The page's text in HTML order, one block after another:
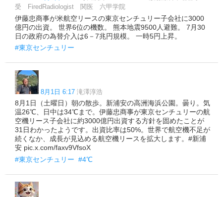
受 FiredRadiologist 関医 六甲学院
伊藤忠商事が米航空リースの東京センチュリー子会社に3000
億円の出資。 世界6位の機数。 熊本地震9500人避難。 7月30
日の政府の為替介入は6－7兆円規模。 一時5円上昇。
#東京センチュリー
8月1日 6:17 滝澤淳浩
8月1日（土曜日）朝の散歩。新浦安の高洲海浜公園。曇り。気
温26℃、日中は34℃まで。伊藤忠商事が東京センチュリーの航
空機リース子会社に約3000億円出資する方針を固めたことが
31日わかったようです。出資比率は50%。世界で航空機不足が
続くなか、成長が見込める航空機リースを拡大します。#新浦
安 pic.x.com/faxv9VfsoX
#東京センチュリー #4℃